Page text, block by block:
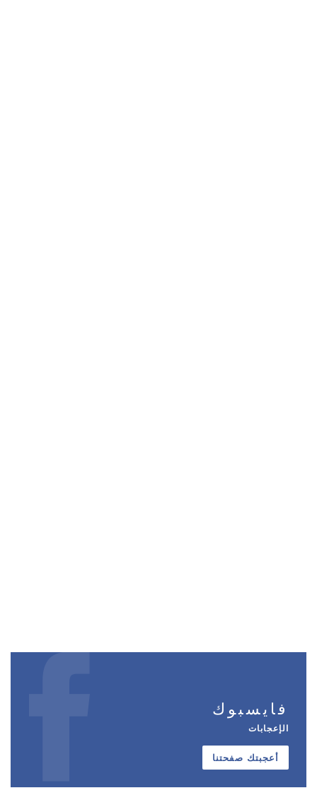
فايسبوك
الإعجابات
أعجبتك صفحتنا